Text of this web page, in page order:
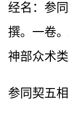
经名：参
撰。一卷
神部众术类
参同契五